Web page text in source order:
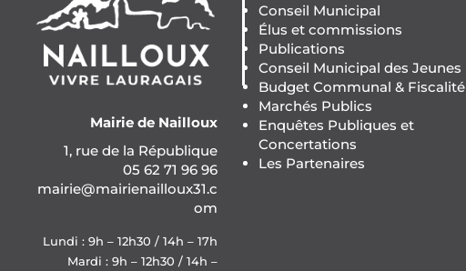
Mairie de Nailloux
1, rue de la République
05 62 71 96 96
mairie@mairienailloux31.c
om
Lundi : 9h – 12h30 / 14h – 17h
Mardi : 9h – 12h30 / 14h –
Conseil Municipal
Élus et commissions
Publications
Conseil Municipal des Jeunes
Budget Communal & Fiscalité
Marchés Publics
Enquêtes Publiques et
Concertations
Les Partenaires